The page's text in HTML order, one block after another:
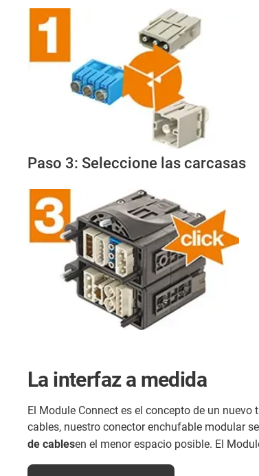
Paso 3: Seleccione las carcasas
La interfaz a medida
El Module Connect es el concepto de un
cables, nuestro conector enchufable modular
de cablesen el menor espacio posible. El